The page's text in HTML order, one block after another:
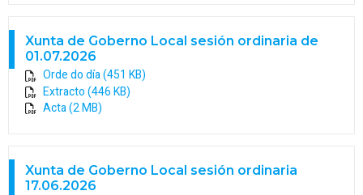
Xunta de Goberno Local sesión ordinaria de
01.07.2026
Orde do día (451 KB)
Extracto (446 KB)
Acta (2 MB)
Xunta de Goberno Local sesión ordinaria
17.06.2026